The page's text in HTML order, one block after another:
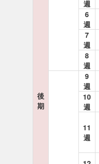
後
期
週
6
週
7
週
8
週
9
週
10
週
11
週